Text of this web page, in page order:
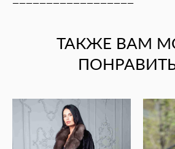
——————————————————
ТАКЖЕ ВАМ